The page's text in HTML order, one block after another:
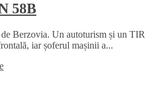
58B
Berzovia. Un autoturism și un TIR
iar șoferul mașinii a...